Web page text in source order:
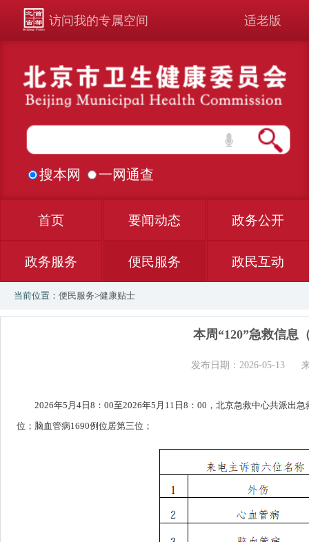
访问我的专属空间 适老版
搜本网 一网通查
首页 要闻动态 政务公开
政务服务 便民服务 政民互动
当前位置： 便民服务>健康贴士
本周“120”急救信息
发布日期：2026-05-13
2026年5月4日8：00至2026年5月11日8：00，北京急救中心共派出
位；脑血管病1690例位居第三位；